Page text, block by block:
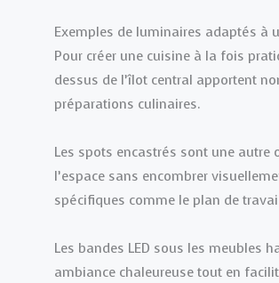
Exemples de luminaires adaptés à
Pour créer une cuisine à la fois
dessus de l’îlot central apportent
préparations culinaires.
Les spots encastrés sont une
l’espace sans encombrer
spécifiques comme le plan de
Les bandes LED sous les meubles
ambiance chaleureuse tout en